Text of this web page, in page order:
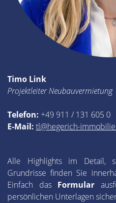
Timo Link
Projektleiter Neubauvermietung
Telefon: +49 911 / 131 605 0
E-Mail: tl@hegerich-
Alle Highlights im Detail,
Grundrisse finden Sie
Einfach das Formular
persönlichen Unterlagen